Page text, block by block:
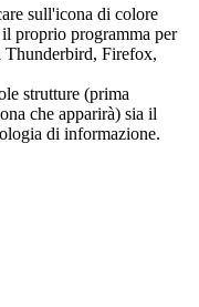
sull'icona di colore
proprio programma per
Thunderbird, Firefox,
strutture (prima
che apparirà) sia il
di informazione.